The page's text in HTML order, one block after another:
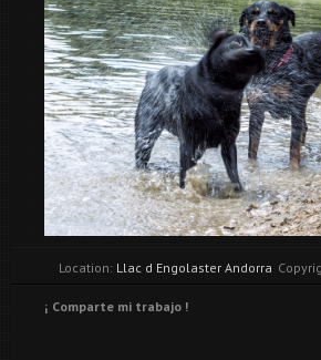
Location: Llac d Engolaster Andorra
¡ Comparte mi trabajo !